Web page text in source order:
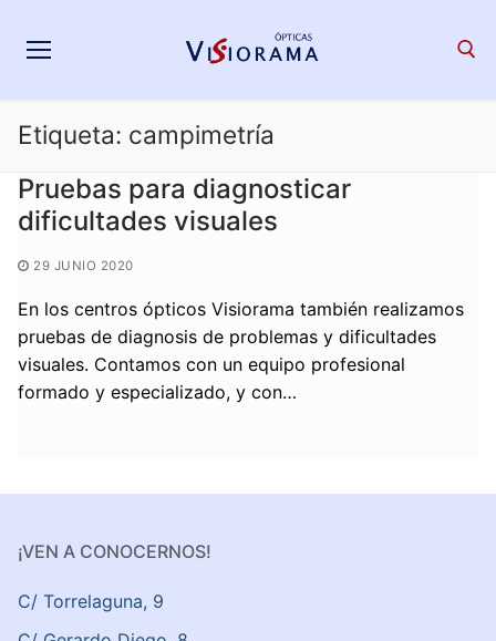
Search for:
Etiqueta: campimetría
Pruebas para diagnosticar
dificultades visuales
29 JUNIO 2020
En los centros ópticos Visiorama también realizamos
pruebas de diagnosis de problemas y dificultades
visuales. Contamos con un equipo profesional
formado y especializado, y con…
¡VEN A CONOCERNOS!
C/ Torrelaguna, 9